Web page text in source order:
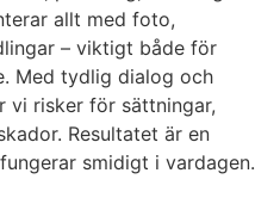
allt med foto,
– viktigt både för
Med tydlig dialog och
vi risker för sättningar,
Resultatet är en
smidigt i vardagen.